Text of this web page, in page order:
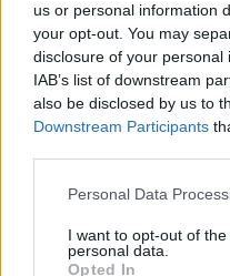
us or personal information
your opt-out. You may
disclosure of your
IAB’s list of downstream
also be disclosed by us to
Downstream Participants
Please note that this
not limited to your visit or
grant or deny consent to
Personal Data
I want to opt-out of
personal data.
Opted In
Sugár,